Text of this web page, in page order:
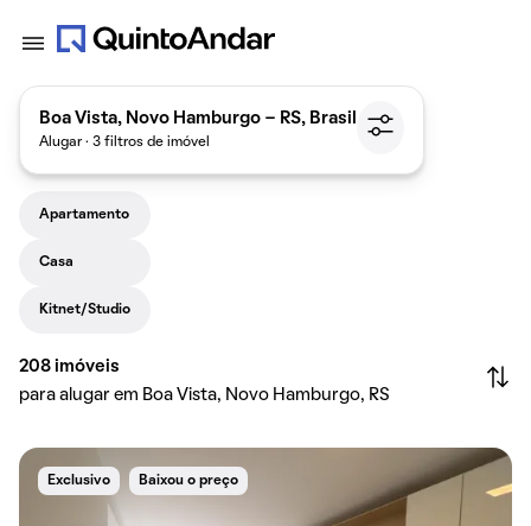
Boa Vista, Novo Hamburgo - RS, Brasil
Alugar · 3 filtros de imóvel
Apartamento
Casa
Kitnet/Studio
208 imóveis
para alugar em Boa Vista, Novo Hamburgo, RS
Exclusivo Baixou o preço